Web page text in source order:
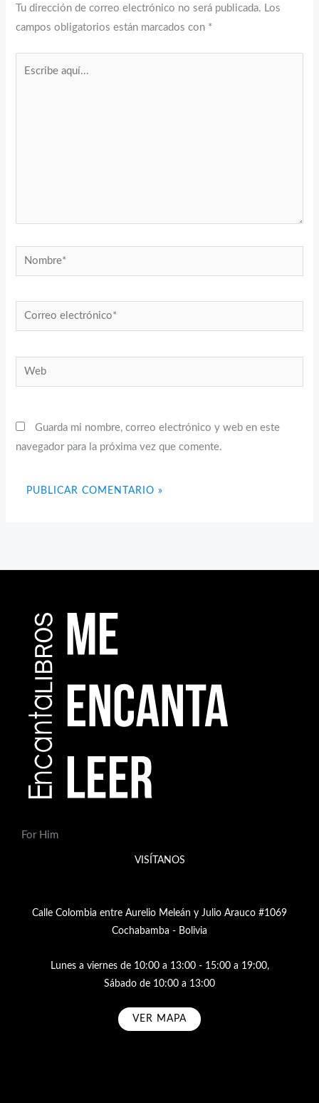
Tu dirección de correo electrónico no será publicada. Los
campos obligatorios están marcados con *
Nombre*
Correo
electrónico*
Web
Guarda mi nombre, correo electrónico y web en este
navegador para la próxima vez que comente.
For Him
VISÍTANOS
Calle Colombia entre Aurelio Meleán y Julio Arauco #1069
Cochabamba - Bolivia
Lunes a viernes de 10:00 a 13:00 - 15:00 a 19:00,
Sábado de 10:00 a 13:00
VER MAPA